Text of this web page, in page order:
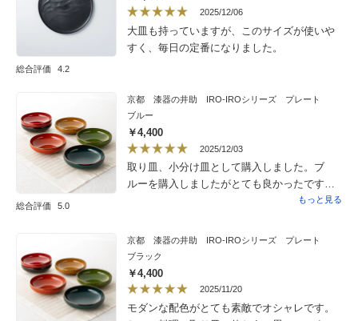
総合評価 4.2
2025/12/06
大皿も持っていますが、このサイズが使いや
すく、毎日の定番になりました。
総合評価 5.0
京都 漆器の井助 IRO-IROシリーズ プレート
ブルー
￥4,400
2025/12/03
取り皿、小分け皿として購入しました。ブ
ルーを購入しましたがとても良かったです。
値段が張りますが大事に使います。年末年始
もっと見る
京都 漆器の井助 IRO-IROシリーズ プレート
ブラック
￥4,400
2025/11/20
モダンな配色がとても素敵でオシャレです。